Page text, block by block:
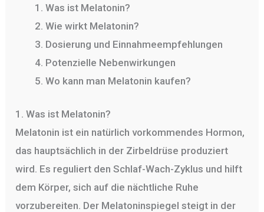
Was ist Melatonin?
Wie wirkt Melatonin?
Dosierung und Einnahmeempfehlungen
Potenzielle Nebenwirkungen
Wo kann man Melatonin kaufen?
1. Was ist Melatonin?
Melatonin ist ein natürlich vorkommendes Hormon,
das hauptsächlich in der Zirbeldrüse produziert
wird. Es reguliert den Schlaf-Wach-Zyklus und hilft
dem Körper, sich auf die nächtliche Ruhe
vorzubereiten. Der Melatoninspiegel steigt in der